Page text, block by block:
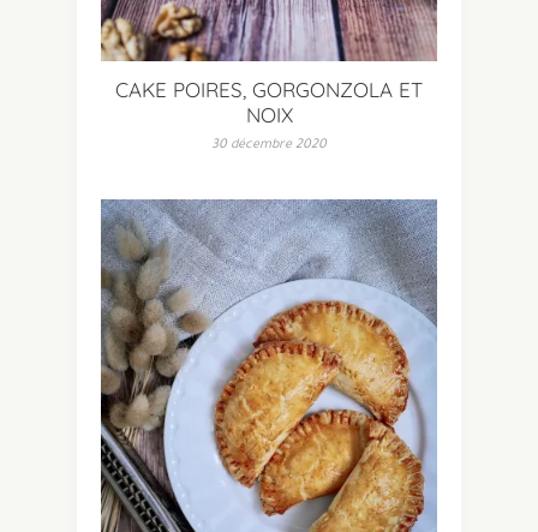
CAKE POIRES, GORGONZOLA ET
NOIX
30 décembre 2020